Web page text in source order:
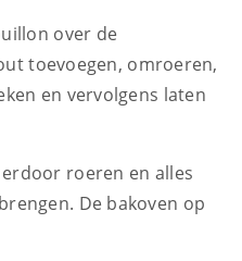
over de
toevoegen, omroeren,
en vervolgens laten
roeren en alles
De bakoven op